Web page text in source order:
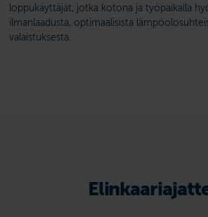
loppukäyttäjät, jotka kotona ja työpaikalla
ilmanlaadusta, optimaalisista
valaistuksesta.